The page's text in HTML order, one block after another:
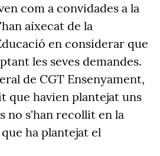
com a convidades a la
aixecat de la
en considerar que
les seves demandes.
de CGT Ensenyament,
que havien plantejat uns
no s'han recollit en la
ha plantejat el